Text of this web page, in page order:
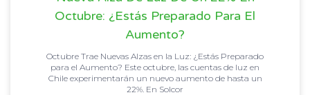
Octubre: ¿Estás Preparado Para El
Aumento?
Octubre Trae Nuevas Alzas en la Luz: ¿Estás Preparado
para el Aumento? Este octubre, las cuentas de luz en
Chile experimentarán un nuevo aumento de hasta un
22%. En Solcor